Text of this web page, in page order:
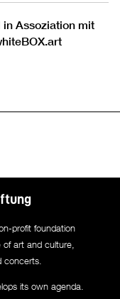
in Assoziation mit
profit foundation
art and culture,
concerts.
its own agenda.